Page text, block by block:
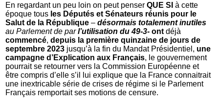
En regardant un peu loin on peut penserQUE SI à cette
époque tous les Députés et Sénateurs réunis pour le
Salut de la République – désormais totalement inutiles
au Parlement de parl’utilisation du 49-3- ont déjà
commencé,depuis la première quinzaine de jours de
septembre 2023 jusqu’à la fin du Mandat Présidentiel, une
campagne d’Explication aux Français, le gouvernement
pourrait se retourner vers la Commission Européenne et
être compris d’elle s’il lui explique que la France connaitrait
une inextricable série de crises de régime si le Parlement
Français remportait ses motions de censure.